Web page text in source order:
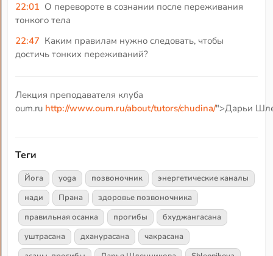
22:01 О перевороте в сознании после переживания
тонкого тела
22:47 Каким правилам нужно следовать, чтобы
достичь тонких переживаний?
Лекция преподавателя клуба
oum.ru http://www.oum.ru/about/tutors/chudina/">Дарьи
Теги
Йога yoga позвоночник
энергетические каналы
нади
Прана
здоровье позвоночника
правильная осанка
прогибы
бхуджангасана
уштрасана
дханурасана
чакрасана